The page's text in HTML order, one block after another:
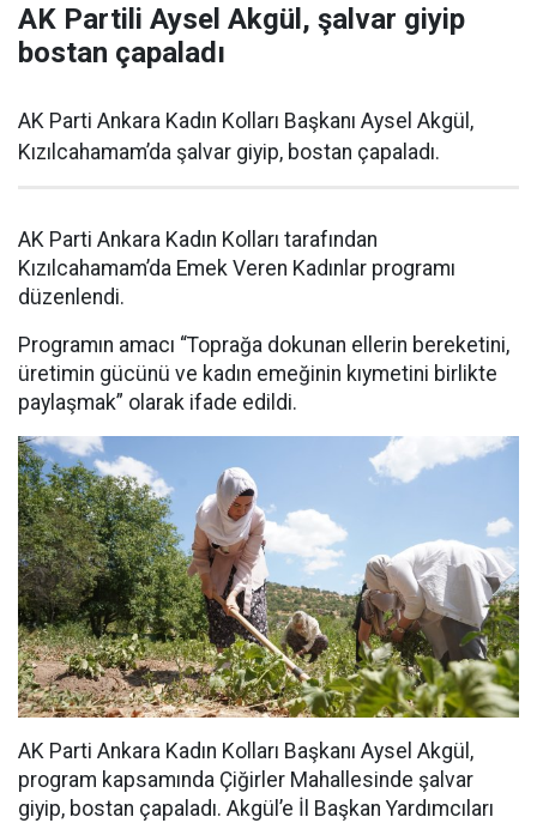
AK Partili Aysel Akgül, şalvar giyip
bostan çapaladı
AK Parti Ankara Kadın Kolları Başkanı Aysel Akgül,
Kızılcahamam’da şalvar giyip, bostan çapaladı.
AK Parti Ankara Kadın Kolları tarafından
Kızılcahamam’da Emek Veren Kadınlar programı
düzenlendi.
Programın amacı “Toprağa dokunan ellerin bereketini,
üretimin gücünü ve kadın emeğinin kıymetini birlikte
paylaşmak” olarak ifade edildi.
AK Parti Ankara Kadın Kolları Başkanı Aysel Akgül,
program kapsamında Çiğirler Mahallesinde şalvar
giyip, bostan çapaladı. Akgül’e İl Başkan Yardımcıları